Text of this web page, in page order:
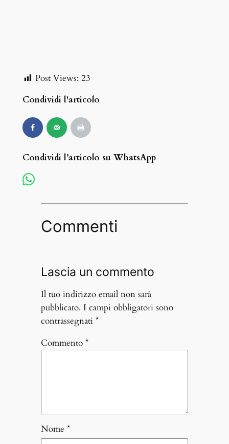
Post Views: 23
Condividi l'articolo
Condividi l’articolo su WhatsApp
Commenti
Lascia un commento
Il tuo indirizzo email non sarà
pubblicato. I campi obbligatori sono
contrassegnati *
Commento *
Nome *